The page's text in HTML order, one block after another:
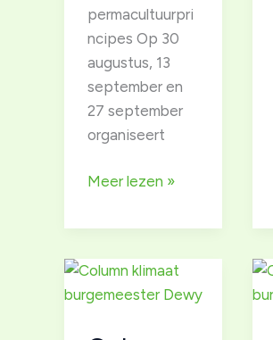
permacultuurpri
ncipes Op 30
augustus, 13
september en
27 september
organiseert
PDC,
Permaculture
course
(15u)
Meer lezen »